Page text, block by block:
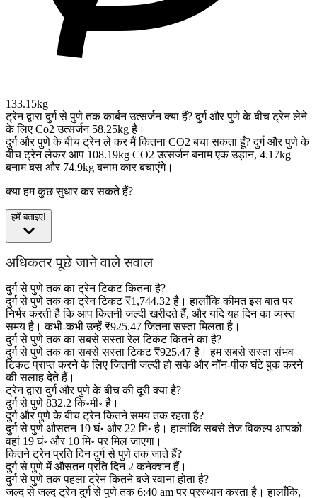
133.15kg
ट्रेन द्वारा दुर्ग से पुणे तक कार्बन उत्सर्जन क्या हैं? दुर्ग और पुणे के बीच ट्रेन लेने
के लिए Co2 उत्सर्जन 58.25kg है।
दुर्ग और पुणे के बीच ट्रेन ले कर मैं कितना CO2 बचा सकता हूँ? दुर्ग और पुणे के
बीच ट्रेन लेकर आप 108.19kg CO2 उत्सर्जन बनाम एक उड़ान, 4.17kg
बनाम बस और 74.9kg बनाम कार बचाएंगे।
क्या हम कुछ सुधार कर सकते हैं?
हमें बताइए!
अधिकतर पूछे जाने वाले सवाल
दुर्ग से पुणे तक का ट्रेन टिकट कितना है?
दुर्ग से पुणे तक का ट्रेन टिकट ₹1,744.32 है। हालाँकि कीमत इस बात पर
निर्भर करती है कि आप कितनी जल्दी खरीदते हैं, और यदि यह दिन का व्यस्त
समय है। कभी-कभी उन्हें ₹925.47 जितना सस्ता मिलता है।
दुर्ग से पुणे तक का सबसे सस्ता रेल टिकट कितने का है?
दुर्ग से पुणे तक का सबसे सस्ता टिकट ₹925.47 है। हम सबसे सस्ता संभव
टिकट प्राप्त करने के लिए जितनी जल्दी हो सके और नॉन-पीक घंटे बुक करने
की सलाह देते हैं।
ट्रेन द्वारा दुर्ग और पुणे के बीच की दूरी क्या है?
दुर्ग से पुणे 832.2 कि॰मी॰ है।
दुर्ग और पुणे के बीच ट्रेन कितने समय तक रहता है?
दुर्ग से पुणे औसतन 19 घं॰ और 22 मि॰ है। हालांकि सबसे तेज विकल्प आपको
वहां 19 घं॰ और 10 मि॰ पर मिल जाएगा।
कितने ट्रेन प्रति दिन दुर्ग से पुणे तक जाते हैं?
दुर्ग से पुणे में औसतन प्रति दिन 2 कनेक्शन हैं।
दुर्ग से पुणे तक पहला ट्रेन कितने बजे रवाना होता है?
जल्द से जल्द ट्रेन दुर्ग से पुणे तक 6:40 am पर प्रस्थान करता है। हालाँकि,